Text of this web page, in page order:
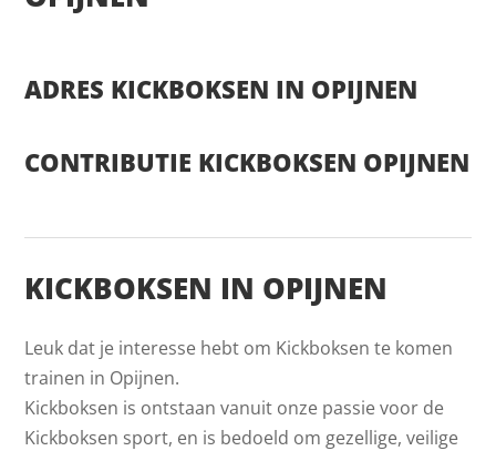
ADRES KICKBOKSEN IN OPIJNEN
CONTRIBUTIE KICKBOKSEN OPIJNEN
KICKBOKSEN IN OPIJNEN
Leuk dat je interesse hebt om Kickboksen te komen
trainen in Opijnen.
Kickboksen is ontstaan vanuit onze passie voor de
Kickboksen sport, en is bedoeld om gezellige, veilige